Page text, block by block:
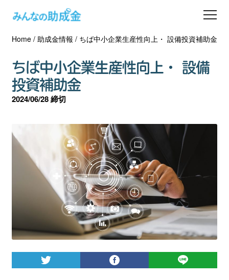
助成金を探す
士業の方へ
助成金コラム
専門家一覧
ダウンロード
会員登録
ログイン
Home/ 助成金情報 / ちば中小企業生産性向上・ 設備投資補助金
ちば中小企業生産性向上・ 設備
投資補助金
2024/06/28 締切